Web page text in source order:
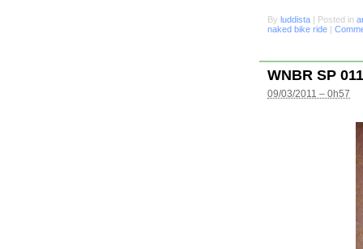
By luddista | Posted in
naked bike ride |
WNBR SP 011
09/03/2011 – 0h57